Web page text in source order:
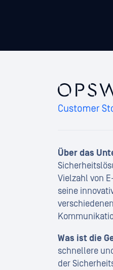
Über das
Vielzahl von
seine
Was ist die
schnellere
der